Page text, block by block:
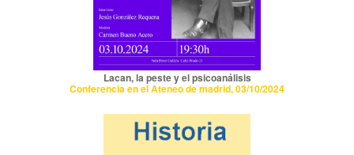
Lacan, la peste y el psicoanálisis
Conferencia en el Ateneo de madrid, 03/10/2024